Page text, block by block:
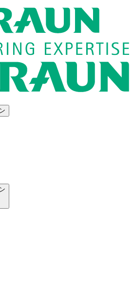
ンスプログラム
理サービスセンター
の管理、再生処理工程の業務改善
術 （内視鏡外科手術）
板ヘルニアについて
ついて
の治癒
ーン ハイライト カテ
ーン ハイライト セット
ラウンエースクラップ株式会社の
ラウンエースクラップ株式会社の
Braunで働くということ）
とバリュー
ション